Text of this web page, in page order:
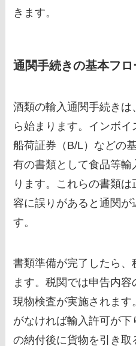
きます。
通関手続きの基本フロ
酒類の輸入通関手続き
ら始まります。インボイ
船荷証券（B/L）などの
有の書類として食品等
ります。これらの書類
容に誤りがあると通関が
す。
書類準備が完了したら
ます。税関では申告内
現物検査が実施されま
がなければ輸入許可が
の納付後に貨物を引き